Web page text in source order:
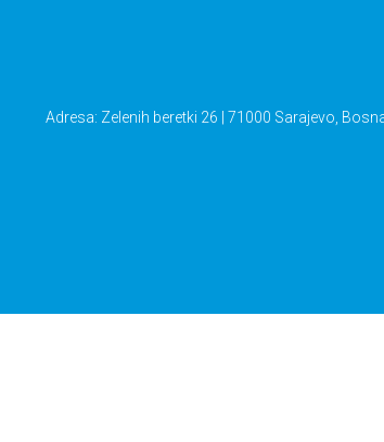
Adresa: Zelenih beretki 26 | 71000 Sarajevo,